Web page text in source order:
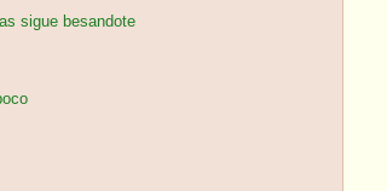
sigue besandote